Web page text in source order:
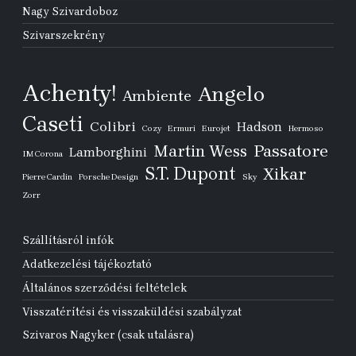
Nagy Szivardoboz
Szivarszekrény
Achenty! Ambiente Angelo
Caseti Colibri Cozy Ermuri Eurojet Hadson Hermoso
IM Corona Lamborghini Martin Wess Passatore
Pierre Cardin Porsche Design S.T. Dupont Sky Xikar
Zorr
Szállításról infók
Adatkezelési tájékoztató
Általános szerződési feltételek
Visszatérítési és visszaküldési szabályzat
Szivaros Nagyker (csak utalásra)